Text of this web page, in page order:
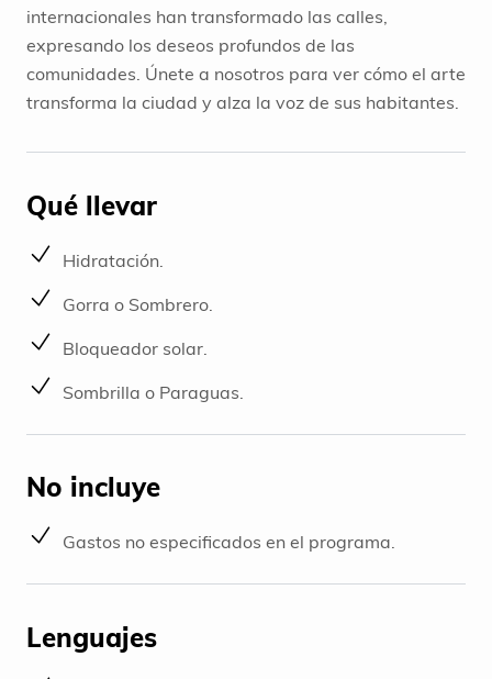
internacionales han transformado las calles,
expresando los deseos profundos de las
comunidades. Únete a nosotros para ver cómo el arte
transforma la ciudad y alza la voz de sus habitantes.
Qué llevar
Hidratación.
Gorra o Sombrero.
Bloqueador solar.
Sombrilla o Paraguas.
No incluye
Gastos no especificados en el programa.
Lenguajes